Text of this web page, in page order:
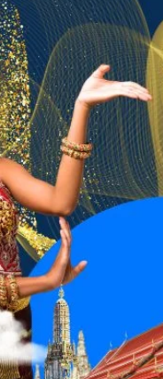
Jing Chongwiwat
27 มิ.ย. 2568
ยาว 1
ก๋วยเตี๋ยวเรืออยุธ
อร่อยรสเข้ม เต็มคำ ก๋วยเตี๋
ต้องลิ้มลอง เข้าถึงอยุธยาอ
แนะนำร้าน